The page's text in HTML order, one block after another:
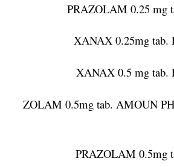
PRAZOLAM 0.25 mg
XANAX 0.25mg tab.
XANAX 0.5 mg tab.
ZOLAM 0.5mg tab. AMOUN
PRAZOLAM 0.5mg